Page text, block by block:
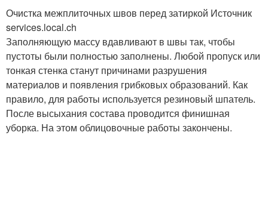
Очистка межплиточных швов перед затиркой Источник
services.local.ch
Заполняющую массу вдавливают в швы так, чтобы
пустоты были полностью заполнены. Любой пропуск или
тонкая стенка станут причинами разрушения
материалов и появления грибковых образований. Как
правило, для работы используется резиновый шпатель.
После высыхания состава проводится финишная
уборка. На этом облицовочные работы закончены.